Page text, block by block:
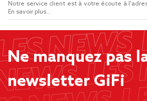
Notre service client est à votre écoute à
En savoir plus...
Ne manquez pas
newsletter GiFi